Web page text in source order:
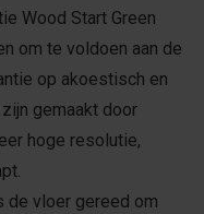
Wood Start Green
om te voldoen aan de
op akoestisch en
gemaakt door
hoge resolutie,
de vloer gereed om